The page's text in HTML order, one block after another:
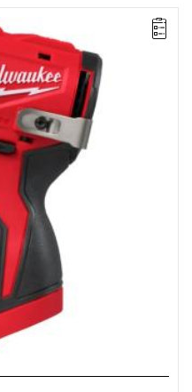
M12 BLIDRC to
konstrukcja o
moment obrotowy 124 Nm
trudno dostępnych